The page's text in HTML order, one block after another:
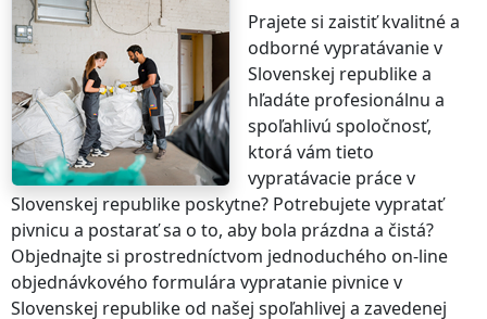
Prajete si zaistiť kvalitné a
odborné vypratávaniev
Slovenskej republikea
hľadáte profesionálnu a
spoľahlivú spoločnosť,
ktorá vám tieto
vypratávacie prácev
Slovenskej republike poskytne? Potrebujete vypratať
pivnicu a postarať sa o to, aby bola prázdna a čistá?
Objednajte si prostredníctvom jednoduchého on-line
objednávkového formulára vypratanie pivnicev
Slovenskej republike od našej spoľahlivej a zavedenej